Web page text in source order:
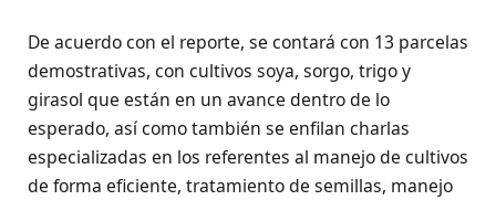
De acuerdo con el reporte, se contará con 13 parcelas
demostrativas, con cultivos soya, sorgo, trigo y
girasol que están en un avance dentro de lo
esperado, así como también se enfilan charlas
especializadas en los referentes al manejo de cultivos
de forma eficiente, tratamiento de semillas, manejo